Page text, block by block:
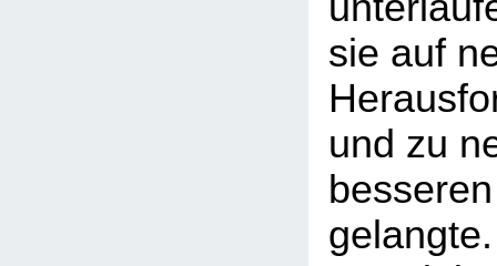
sie auf
und zu